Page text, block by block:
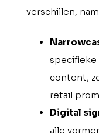
verschillen,
content,
retail
Digital
alle